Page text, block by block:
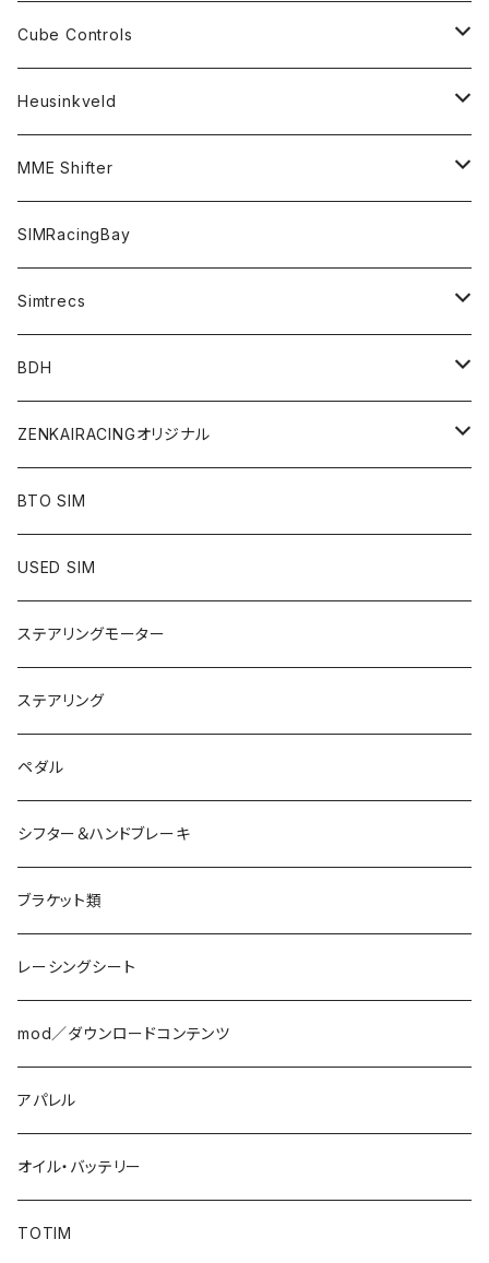
アドオンパーツ
アクセサリー
コックピット
アクセサリー
シフター
ハンドブレーキ
シフター
ハンドブレーキ
アクセサリー
バンドルセット
ペダル
アクセサリー
ステアリング
バンドルセット
ステアリングモーター
ペダル
ステアリング
Cube Controls
ステアリング
アクセサリー
ペダル
Heusinkveld
ステアリング
ペダル
シフター
ハンドブレーキ
アクセサリー
MME Shifter
シフター
SIMRacingBay
Simtrecs
ペダル
BDH
シフター
ZENKAIRACINGオリジナル
mod／デジタルコンテンツ
シート
ステアリング
SIMアイテム
アパレル
BTO SIM
USED SIM
ステアリングモーター
ステアリング
ペダル
シフター＆ハンドブレーキ
ブラケット類
レーシングシート
mod／ダウンロードコンテンツ
アパレル
オイル・バッテリー
TOTIM